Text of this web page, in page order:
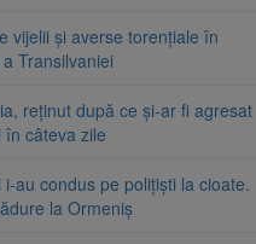
vijelii și averse torențiale în
Transilvaniei
reținut după ce și-ar fi agresat
câteva zile
au condus pe polițiști la cioate.
la Ormeniș